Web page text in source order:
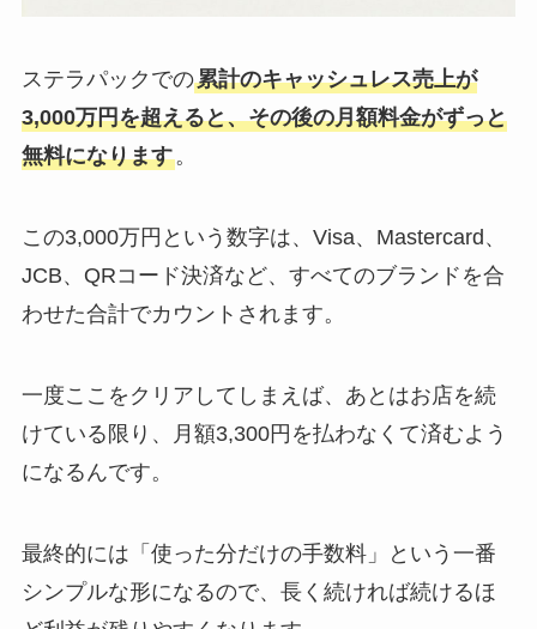
ステラパックでの累計のキャッシュレス売上が
3,000万円を超えると、その後の月額料金がずっと
無料になります。
この3,000万円という数字は、Visa、Mastercard、
JCB、QRコード決済など、すべてのブランドを合
わせた合計でカウントされます。
一度ここをクリアしてしまえば、あとはお店を続
けている限り、月額3,300円を払わなくて済むよう
になるんです。
最終的には「使った分だけの手数料」という一番
シンプルな形になるので、長く続ければ続けるほ